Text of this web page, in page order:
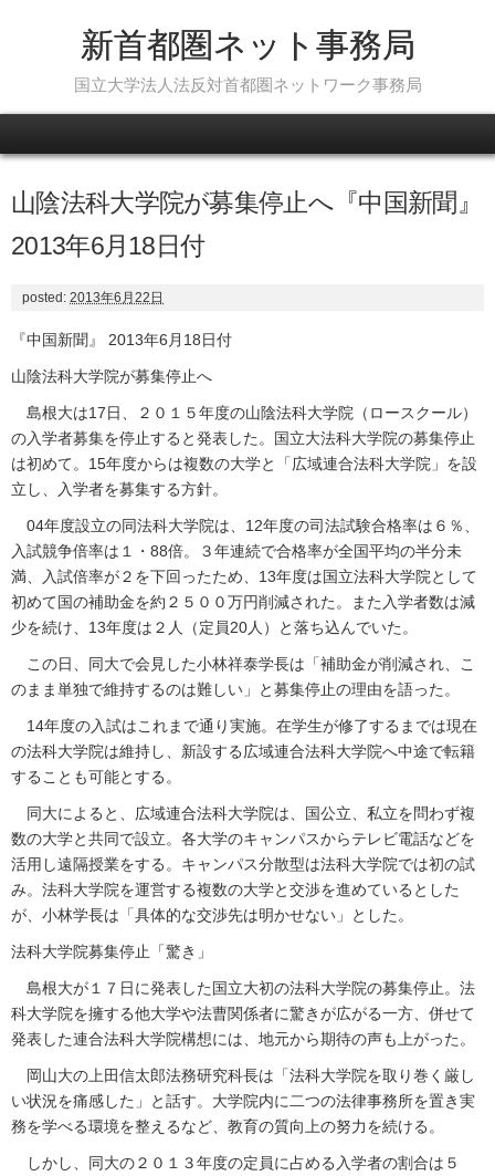
新首都圏ネット事務局
国立大学法人法反対首都圏ネットワーク事務局
山陰法科大学院が募集停止へ『中国新聞』
2013年6月18日付
posted: 2013年6月22日
『中国新聞』 2013年6月18日付
山陰法科大学院が募集停止へ
島根大は17日、２０１５年度の山陰法科大学院（ロースクール）
の入学者募集を停止すると発表した。国立大法科大学院の募集停止
は初めて。15年度からは複数の大学と「広域連合法科大学院」を設
立し、入学者を募集する方針。
04年度設立の同法科大学院は、12年度の司法試験合格率は６％、
入試競争倍率は１・88倍。３年連続で合格率が全国平均の半分未
満、入試倍率が２を下回ったため、13年度は国立法科大学院として
初めて国の補助金を約２５００万円削減された。また入学者数は減
少を続け、13年度は２人（定員20人）と落ち込んでいた。
この日、同大で会見した小林祥泰学長は「補助金が削減され、こ
のまま単独で維持するのは難しい」と募集停止の理由を語った。
14年度の入試はこれまで通り実施。在学生が修了するまでは現在
の法科大学院は維持し、新設する広域連合法科大学院へ中途で転籍
することも可能とする。
同大によると、広域連合法科大学院は、国公立、私立を問わず複
数の大学と共同で設立。各大学のキャンパスからテレビ電話などを
活用し遠隔授業をする。キャンパス分散型は法科大学院では初の試
み。法科大学院を運営する複数の大学と交渉を進めているとした
が、小林学長は「具体的な交渉先は明かせない」とした。
法科大学院募集停止「驚き」
島根大が１７日に発表した国立大初の法科大学院の募集停止。法
科大学院を擁する他大学や法曹関係者に驚きが広がる一方、併せて
発表した連合法科大学院構想には、地元から期待の声も上がった。
岡山大の上田信太郎法務研究科長は「法科大学院を取り巻く厳し
い状況を痛感した」と話す。大学院内に二つの法律事務所を置き実
務を学べる環境を整えるなど、教育の質向上の努力を続ける。
しかし、同大の２０１３年度の定員に占める入学者の割合は５